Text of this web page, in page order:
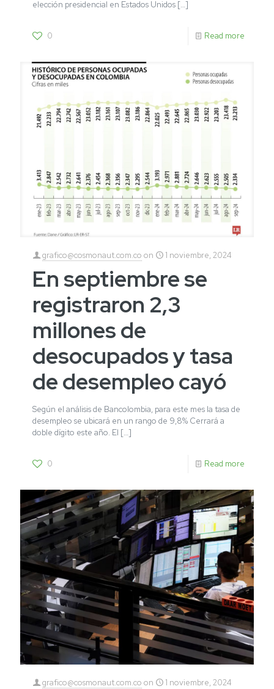
elección presidencial en Estados Unidos […]
0 Read more
grafico@cosmonaut.com.co on 1 noviembre, 2024
En septiembre se
registraron 2,3
millones de
desocupados y tasa
de desempleo cayó
Según el análisis de Bancolombia, para este mes la tasa de
desempleo se ubicará en un rango de 9,8% Cerrará a
doble dígito este año. El […]
0 Read more
grafico@cosmonaut.com.co on 1 noviembre, 2024